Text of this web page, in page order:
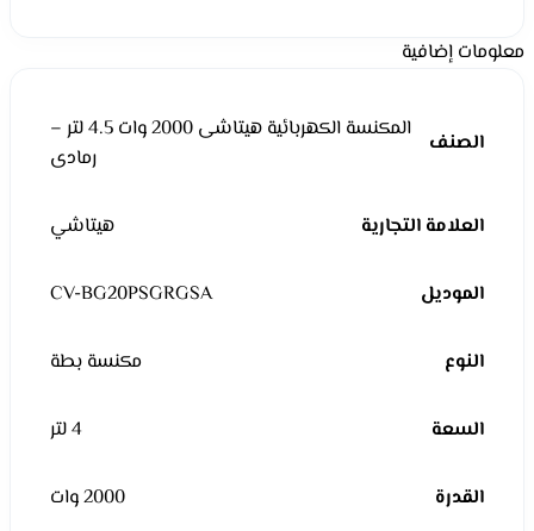
معلومات إضافية
الصنف
المكنسة الكهربائية هيتاشى 2000 وات 4.5 لتر –
رمادى
العلامة التجارية هيتاشي
الموديل CV-BG20PSGRGSA
النوع مكنسة بطة
السعة 4 لتر
القدرة 2000 وات